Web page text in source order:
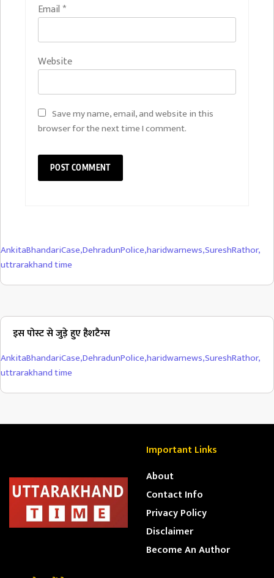
Email *
Website
Save my name, email, and website in this
browser for the next time I comment.
AnkitaBhandariCase,DehradunPolice,haridwarnews,SureshRathor,
uttrarakhand time
इस पोस्ट से जुड़े हुए हैशटैग्स
AnkitaBhandariCase,DehradunPolice,haridwarnews,SureshRathor,
uttrarakhand time
Important Links
About
Contact Info
Privacy Policy
Disclaimer
Become An Author